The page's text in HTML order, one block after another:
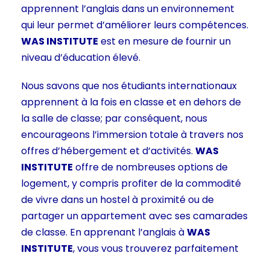
apprennent l’anglais dans un environnement
qui leur permet d’améliorer leurs compétences.
WAS INSTITUTE est en mesure de fournir un
niveau d’éducation élevé.
Nous savons que nos étudiants internationaux
apprennent à la fois en classe et en dehors de
la salle de classe; par conséquent, nous
encourageons l’immersion totale à travers nos
offres d’hébergement et d’activités. WAS
INSTITUTE offre de nombreuses options de
logement, y compris profiter de la commodité
de vivre dans un hostel à proximité ou de
partager un appartement avec ses camarades
de classe. En apprenant l’anglais àWAS
INSTITUTE, vous vous trouverez parfaitement